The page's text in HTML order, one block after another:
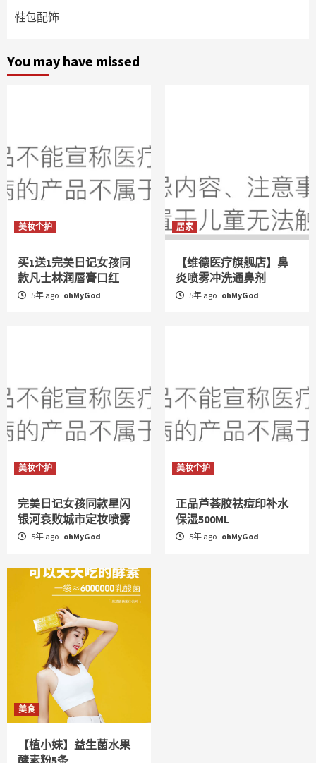
鞋包配饰
You may have missed
美妆个护
买1送1完美日记女孩同
款凡士林润唇膏口红
5年 ago ohMyGod
居家
【维德医疗旗舰店】鼻
炎喷雾冲洗通鼻剂
5年 ago ohMyGod
美妆个护
完美日记女孩同款星闪
银河衰败城市定妆喷雾
5年 ago ohMyGod
美妆个护
正品芦荟胶祛痘印补水
保湿500ML
5年 ago ohMyGod
美食
【植小妹】益生菌水果
酵素粉5条